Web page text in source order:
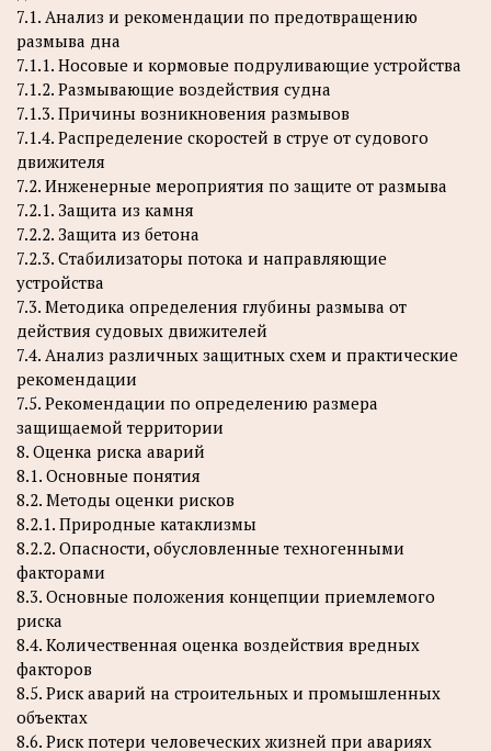
7.1. Анализ и рекомендации по предотвращению
размыва дна
7.1.1. Носовые и кормовые подруливающие устройства
7.1.2. Размывающие воздействия судна
7.1.3. Причины возникновения размывов
7.1.4. Распределение скоростей в струе от судового
движителя
7.2. Инженерные мероприятия по защите от размыва
7.2.1. Защита из камня
7.2.2. Защита из бетона
7.2.3. Стабилизаторы потока и направляющие
устройства
7.3. Методика определения глубины размыва от
действия судовых движителей
7.4. Анализ различных защитных схем и практические
рекомендации
7.5. Рекомендации по определению размера
защищаемой территории
8. Оценка риска аварий
8.1. Основные понятия
8.2. Методы оценки рисков
8.2.1. Природные катаклизмы
8.2.2. Опасности, обусловленные техногенными
факторами
8.3. Основные положения концепции приемлемого
риска
8.4. Количественная оценка воздействия вредных
факторов
8.5. Риск аварий на строительных и промышленных
объектах
8.6. Риск потери человеческих жизней при авариях